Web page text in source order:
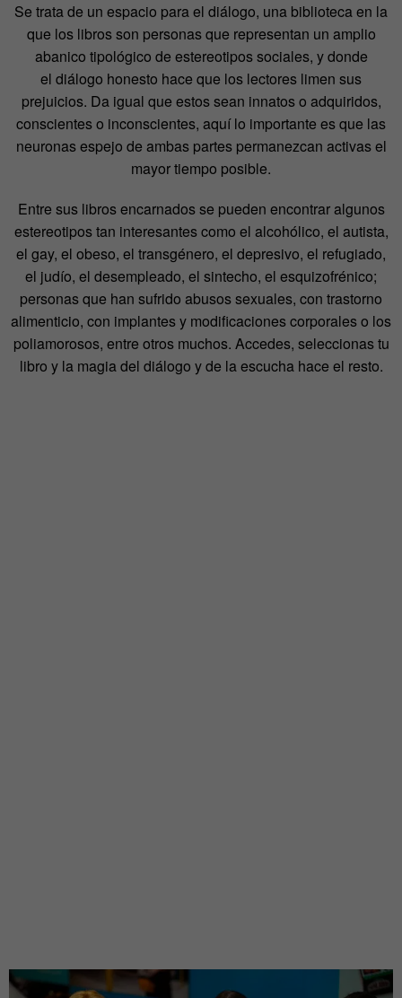
Se trata de un espacio para el diálogo, una biblioteca en la
que los libros son personas que representan un amplio
abanico tipológico de estereotipos sociales, y donde
el diálogo honesto hace que los lectores limen sus
prejuicios. Da igual que estos sean innatos o adquiridos,
conscientes o inconscientes, aquí lo importante es que las
neuronas espejo de ambas partes permanezcan activas el
mayor tiempo posible.
Entre sus libros encarnados se pueden encontrar algunos
estereotipos tan interesantes como el alcohólico, el autista,
el gay, el obeso, el transgénero, el depresivo, el refugiado,
el judío, el desempleado, el sintecho, el esquizofrénico;
personas que han sufrido abusos sexuales, con trastorno
alimenticio, con implantes y modificaciones corporales o los
poliamorosos, entre otros muchos. Accedes, seleccionas tu
libro y la magia del diálogo y de la escucha hace el resto.